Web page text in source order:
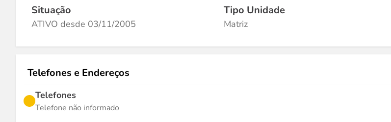
Situação
ATIVO desde 03/11/2005
Tipo Unidade
Matriz
Telefones e Endereços
Telefones
Telefone não informado